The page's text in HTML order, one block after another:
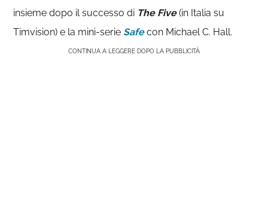
insieme dopo il successo di The Five(in Italia su
Timvision) e la mini-serie Safecon Michael C. Hall.
CONTINUA A LEGGERE DOPO LA PUBBLICITÀ